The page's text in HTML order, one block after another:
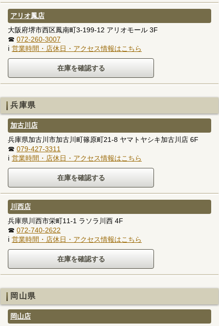
アリオ鳳店
大阪府堺市西区鳳南町3-199-12 アリオモール 3F
☎ 072-260-3007
ℹ 営業時間・店休日・アクセス情報はこちら
兵庫県
加古川店
兵庫県加古川市加古川町篠原町21-8 ヤマトヤシキ加古川店 6F
☎ 079-427-3311
ℹ 営業時間・店休日・アクセス情報はこちら
川西店
兵庫県川西市栄町11-1 ラソラ川西 4F
☎ 072-740-2622
ℹ 営業時間・店休日・アクセス情報はこちら
岡山県
岡山店